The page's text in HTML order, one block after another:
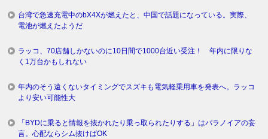
台湾で急速充電中のbX4Xが燃えたと、中国で話題になっている。実際、
電池が燃えたようだ
ラッコ、70店舗しかないのに10日間で1000台近い受注！ 年内に限りな
く1万台かもしれない
年内のそう遠くないタイミングでスズキも電気軽乗用車を発表へ。ラッコ
より安い可能性大
「BYDに乗ると情報を抜かれたり乗っ取られたりする」はパラノイアの妄
言。心配ならシム抜けばOK